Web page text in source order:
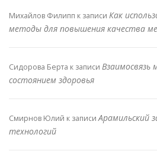
Михайлов Филипп к записи Как
методы для повышения качества
Сидорова Берта к записи
состоянием здоровья
Смирнов Юлий к записиАрамильский
технологий